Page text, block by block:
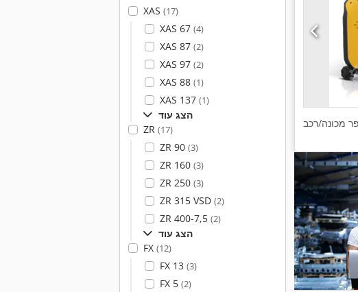
XAS (17)
XAS 67 (4)
XAS 87 (2)
XAS 97 (2)
XAS 88 (1)
XAS 137 (1)
הצג עוד
ZR (17)
ZR 90 (3)
ZR 160 (3)
ZR 250 (3)
ZR 315 VSD (2)
ZR 400-7,5 (2)
הצג עוד
FX (12)
FX 13 (3)
FX 5 (2)